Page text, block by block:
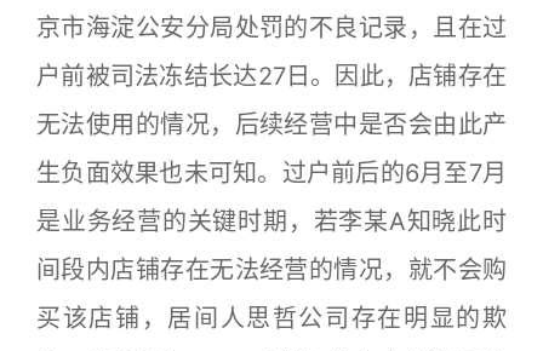
京市海淀公安分局处罚的不良记录，且在过
户前被司法冻结长达27日。因此，店铺存在
无法使用的情况，后续经营中是否会由此产
生负面效果也未可知。过户前后的6月至7月
是业务经营的关键时期，若李某A知晓此时
间段内店铺存在无法经营的情况，就不会购
买该店铺，居间人思哲公司存在明显的欺